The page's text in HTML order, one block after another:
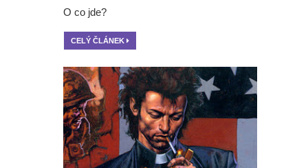
O co jde?
CELÝ ČLÁNEK